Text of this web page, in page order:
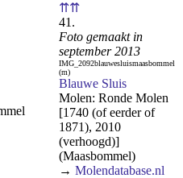
⇈⇈
41.
Foto gemaakt in
september 2013
IMG_2092blauwesluismaasbommel
(m)
Blauwe Sluis
Molen: Ronde Molen
[1740 (of eerder of
1871), 2010
(verhoogd)]
(Maasbommel)
→ Molendatabase.nl